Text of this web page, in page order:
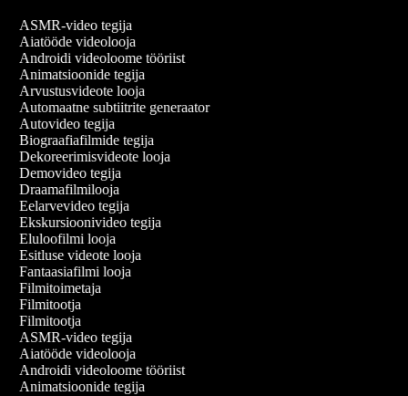
ASMR-video tegija
Aiatööde videolooja
Androidi videoloome tööriist
Animatsioonide tegija
Arvustusvideote looja
Automaatne subtiitrite generaator
Autovideo tegija
Biograafiafilmide tegija
Dekoreerimisvideote looja
Demovideo tegija
Draamafilmilooja
Eelarvevideo tegija
Ekskursioonivideo tegija
Eluloofilmi looja
Esitluse videote looja
Fantaasiafilmi looja
Filmitoimetaja
Filmitootja
Filmitootja
ASMR-video tegija
Aiatööde videolooja
Androidi videoloome tööriist
Animatsioonide tegija